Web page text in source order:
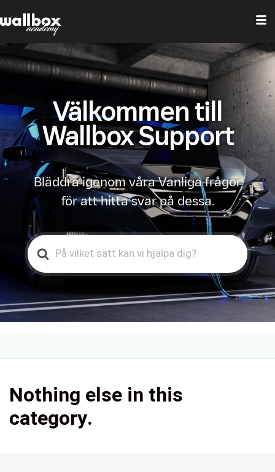
Välkommen till
Wallbox Support
Bläddra igenom våra Vanliga frågor
för att hitta svar på dessa.
Search
For
Nothing else in this
category.